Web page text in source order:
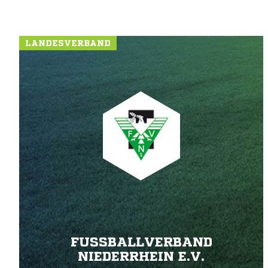
LANDESVERBAND
FUSSBALLVERBAND N
IEDERRHEIN E.V.